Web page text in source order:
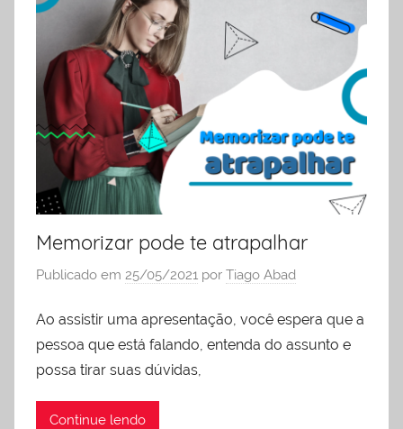
liderança
Memorizar pode te atrapalhar
Publicado em 25/05/2021 por Tiago Abad
Ao assistir uma apresentação, você espera que a
pessoa que está falando, entenda do assunto e
possa tirar suas dúvidas,
Continue lendo